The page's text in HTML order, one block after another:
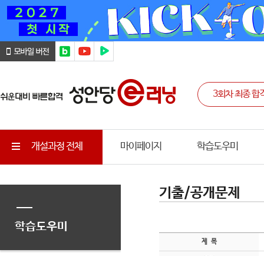
개설과정 전체 마이페이지 학습도우미
학습도우미
기출/공개문제
제 목